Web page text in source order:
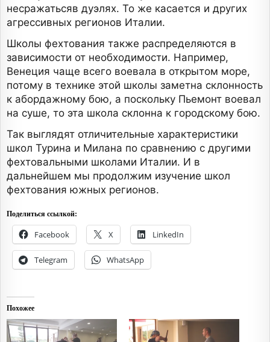
несражатьсяв дуэлях. То же касается и других
агрессивных регионов Италии.
Школы фехтования также распределяются в
зависимости от необходимости. Например,
Венеция чаще всего воевала в открытом море,
потому в технике этой школы заметна склонность
к абордажному бою, а поскольку Пьемонт воевал
на суше, то эта школа склонна к городскому бою.
Так выглядят отличительные характеристики
школ Турина и Милана по сравнению с другими
фехтовальными школами Италии. И в
дальнейшем мы продолжим изучение школ
фехтования южных регионов.
Поделиться ссылкой:
Facebook X LinkedIn
Telegram WhatsApp
Похожее